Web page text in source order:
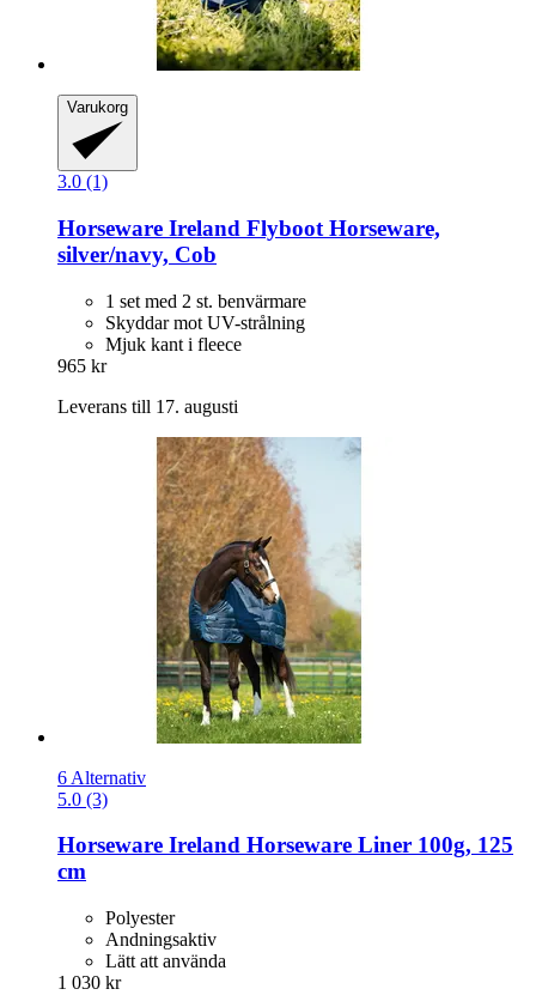
Varukorg
3.0 (1)
Horseware Ireland Flyboot Horseware,
silver/navy, Cob
1 set med 2 st. benvärmare
Skyddar mot UV-strålning
Mjuk kant i fleece
965 kr
Leverans till 17. augusti
6 Alternativ
5.0 (3)
Horseware Ireland Horseware Liner 100g, 125
cm
Polyester
Andningsaktiv
Lätt att använda
1 030 kr